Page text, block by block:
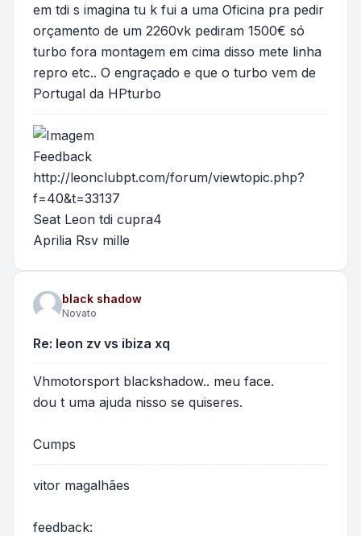
em tdi s imagina tu k fui a uma Oficina pra pedir
orçamento de um 2260vk pediram 1500€ só
turbo fora montagem em cima disso mete linha
repro etc.. O engraçado e que o turbo vem de
Portugal da HPturbo
Feedback
http://leonclubpt.com/forum/viewtopic.php?
f=40&t=33137
Seat Leon tdi cupra4
Aprilia Rsv mille
black shadow
Novato
Re: leon zv vs ibiza xq
Vhmotorsport blackshadow.. meu face.
dou t uma ajuda nisso se quiseres.
Cumps
vitor magalhães
feedback: